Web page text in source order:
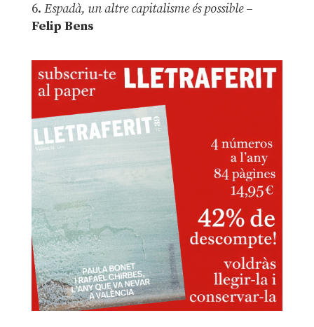
6. Espadà, un altre capitalisme és possible –
Felip Bens